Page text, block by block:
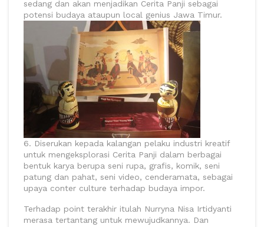
sedang dan akan menjadikan Cerita Panji sebagai
potensi budaya ataupun local genius Jawa Timur.
6. Diserukan kepada kalangan pelaku industri kreatif
untuk mengeksplorasi Cerita Panji dalam berbagai
bentuk karya berupa seni rupa, grafis, komik, seni
patung dan pahat, seni video, cenderamata, sebagai
upaya conter culture terhadap budaya impor.
Terhadap point terakhir itulah Nurryna Nisa Irtidyanti
merasa tertantang untuk mewujudkannya. Dan